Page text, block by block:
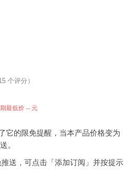
个评分）
最低价 -- 元
它的限免提醒，当本产品价格变为
。
送，可点击「添加订阅」并按提示